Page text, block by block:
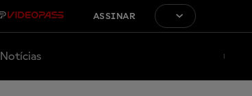
ASSINAR
Notícias